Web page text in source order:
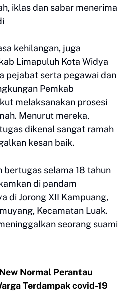
iklas dan sabar menerima
kehilangan, juga
Limapuluh Kota Widya
pejabat serta pegawai dan
Pemkab
melaksanakan prosesi
Menurut mereka,
dikenal sangat ramah
kesan baik.
bertugas selama 18 tahun
di pandam
di Jorong XII Kampuang,
Kecamatan Luak.
seorang suami
Normal Perantau
Terdampak covid-19